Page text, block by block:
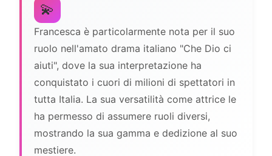
💫
Francesca è particolarmente nota per il suo
ruolo nell'amato drama italiano "Che Dio ci
aiuti", dove la sua interpretazione ha
conquistato i cuori di milioni di spettatori in
tutta Italia. La sua versatilità come attrice le
ha permesso di assumere ruoli diversi,
mostrando la sua gamma e dedizione al suo
mestiere.